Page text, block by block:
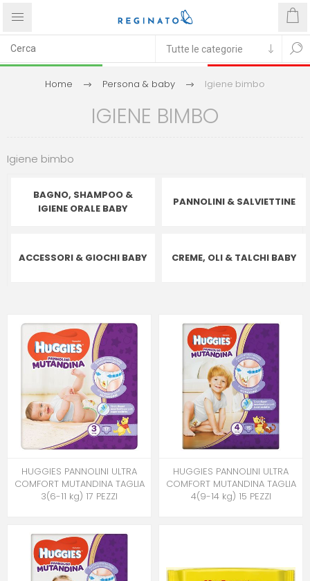
Home Persona & baby Igiene bimbo
IGIENE BIMBO
Igiene bimbo
BAGNO, SHAMPOO &
IGIENE ORALE BABY
PANNOLINI & SALVIETTINE
ACCESSORI & GIOCHI BABY CREME, OLI & TALCHI BABY
HUGGIES PANNOLINI ULTRA
COMFORT MUTANDINA TAGLIA
3(6-11 kg) 17 PEZZI
HUGGIES PANNOLINI ULTRA
COMFORT MUTANDINA TAGLIA
4(9-14 kg) 15 PEZZI